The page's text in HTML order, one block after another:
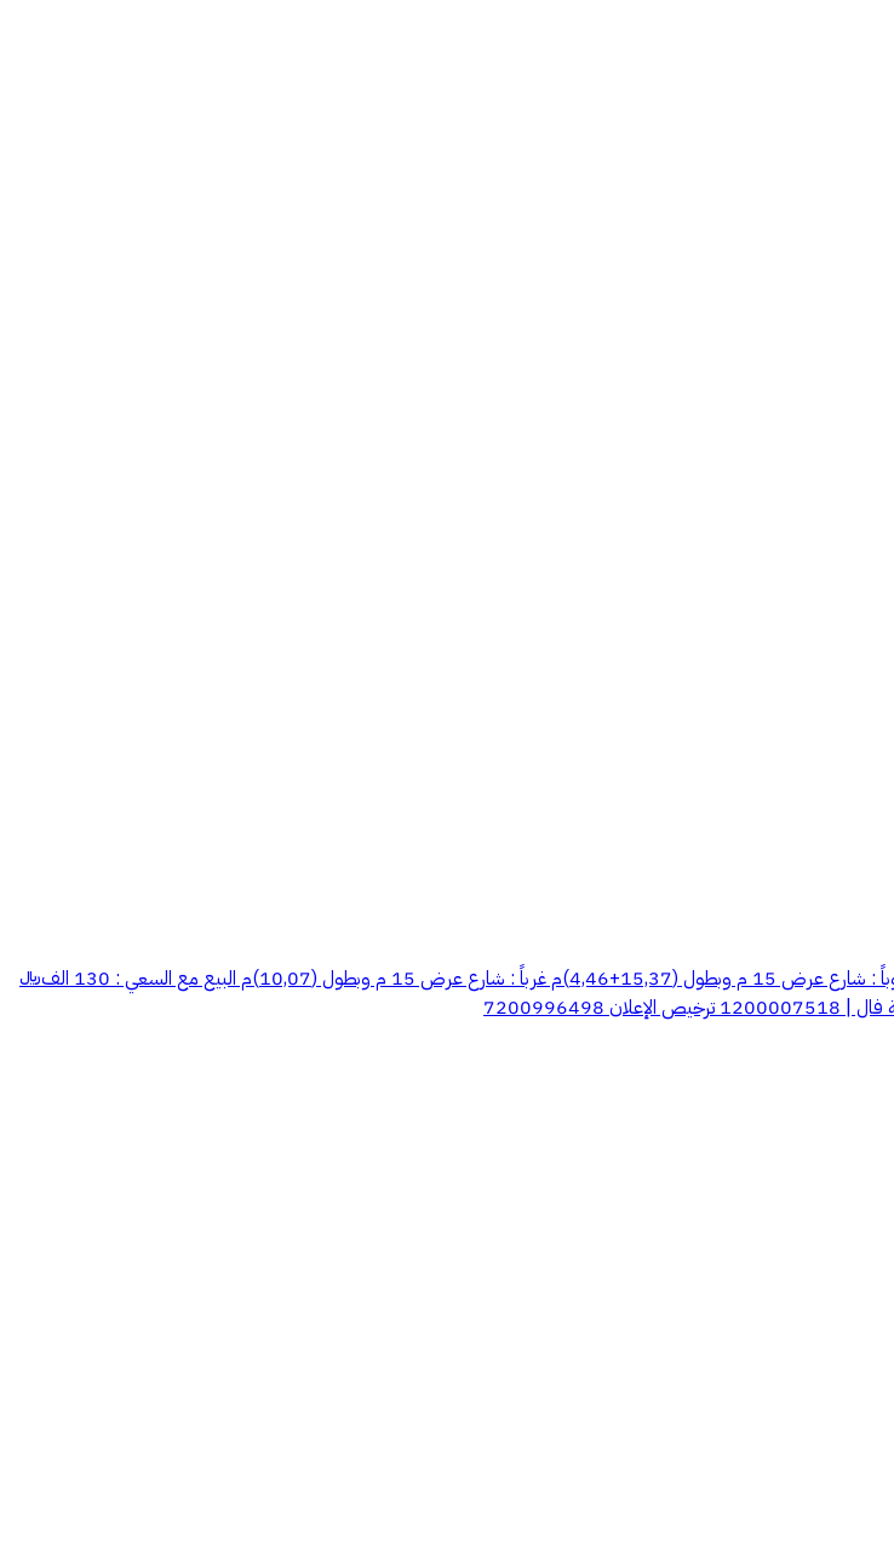
للبيع أرض مفروزة - زاوية بمخطط البركات بقفار الشرقي قطعة رقم : 2/125 مساحة : 243,28 متر جنوباً : شارع عرض 15 م وبطول (15,37+4,46)م غرباً : شارع عرض 15 م وبطول (10,07)م البيع مع السعي : 130 الف﷼